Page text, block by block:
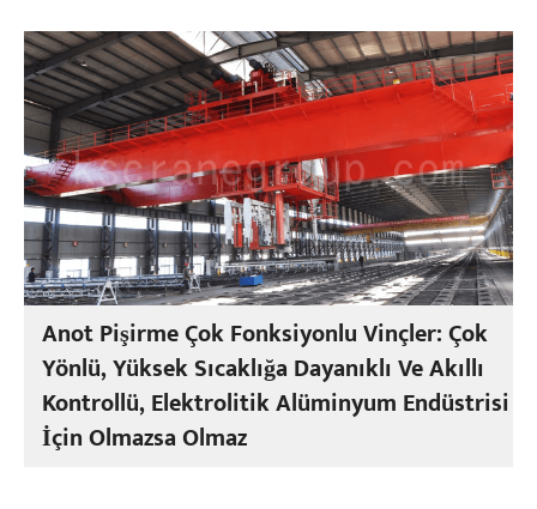
Anot Pişirme Çok Fonksiyonlu Vinçler: Çok
Yönlü, Yüksek Sıcaklığa Dayanıklı Ve Akıllı
Kontrollü, Elektrolitik Alüminyum Endüstrisi
İçin Olmazsa Olmaz